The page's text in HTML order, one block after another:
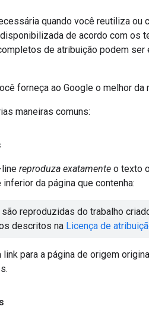
quando você reutiliza
de acordo com os
de atribuição podem ser
forneça ao Google o melhor
maneiras comuns:
line reproduza exatamente o texto
da página que contenha:
reproduzidas do trabalho
descritos na Licença de
para a página de origem